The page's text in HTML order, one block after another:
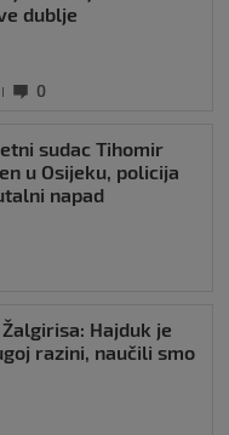
dublje
0
sudac Tihomir
u Osijeku, policija
napad
Hajduk je
razini, naučili smo